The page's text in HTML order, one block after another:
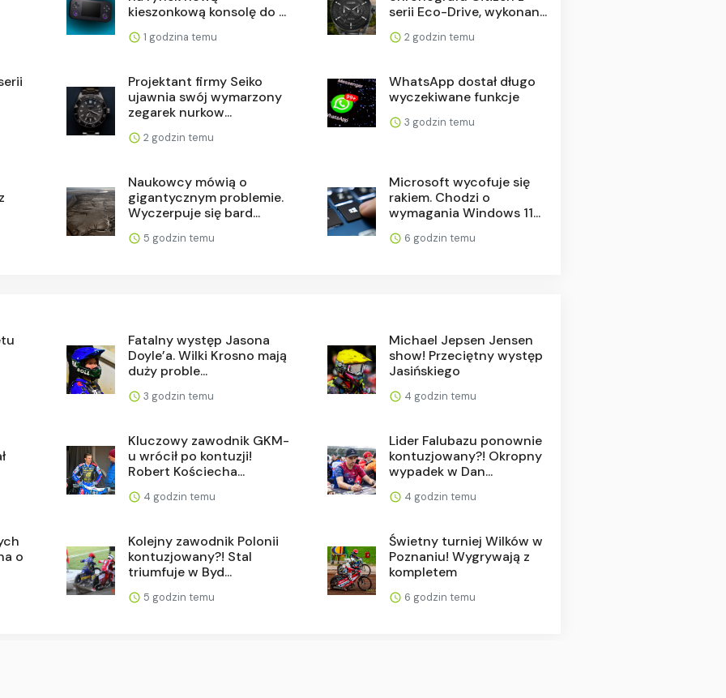
kieszonkową konsolę do ...
1 godzina temu
serii Eco-Drive, wykonan...
2 godzin temu
Projektant firmy Seiko
ujawnia swój wymarzony
zegarek nurkow...
2 godzin temu
WhatsApp dostał długo
wyczekiwane funkcje
3 godzin temu
Naukowcy mówią o
gigantycznym problemie.
Wyczerpuje się bard...
5 godzin temu
Microsoft wycofuje się
rakiem. Chodzi o
wymagania Windows 11...
6 godzin temu
Fatalny występ Jasona
Doyle’a. Wilki Krosno mają
duży proble...
3 godzin temu
Michael Jepsen Jensen
show! Przeciętny występ
Jasińskiego
4 godzin temu
Kluczowy zawodnik GKM-
u wrócił po kontuzji!
Robert Kościecha...
4 godzin temu
Lider Falubazu ponownie
kontuzjowany?! Okropny
wypadek w Dan...
4 godzin temu
o
Kolejny zawodnik Polonii
kontuzjowany?! Stal
triumfuje w Byd...
5 godzin temu
Świetny turniej Wilków w
Poznaniu! Wygrywają z
kompletem
6 godzin temu